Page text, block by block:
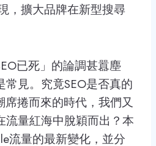
，擴大品牌在新型搜尋
已死」的論調甚囂塵
見。究竟SEO是否真的
席捲而來的時代，我們又
流量紅海中脫穎而出？本
流量的最新變化，並分